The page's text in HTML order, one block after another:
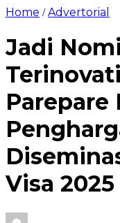
Home /Advertorial
Jadi
Parepare
Visa 2025